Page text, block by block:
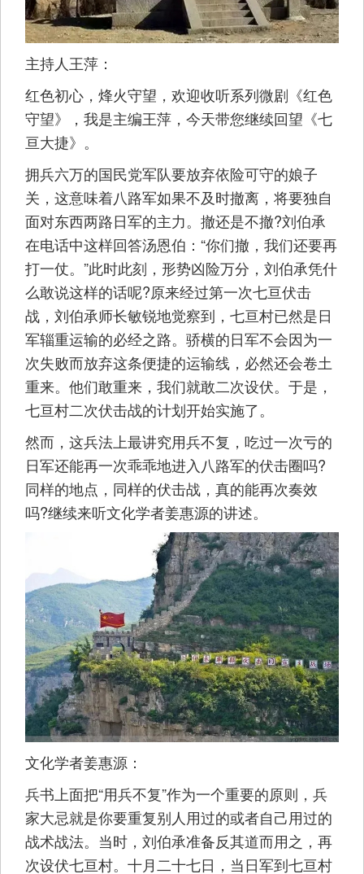
主持人王萍：
红色初心，烽火守望，欢迎收听系列微剧《红色
守望》，我是主编王萍，今天带您继续回望《七
亘大捷》。
拥兵六万的国民党军队要放弃依险可守的娘子
关，这意味着八路军如果不及时撤离，将要独自
面对东西两路日军的主力。撤还是不撤?刘伯承
在电话中这样回答汤恩伯：“你们撤，我们还要再
打一仗。”此时此刻，形势凶险万分，刘伯承凭什
么敢说这样的话呢?原来经过第一次七亘伏击
战，刘伯承师长敏锐地觉察到，七亘村已然是日
军辎重运输的必经之路。骄横的日军不会因为一
次失败而放弃这条便捷的运输线，必然还会卷土
重来。他们敢重来，我们就敢二次设伏。于是，
七亘村二次伏击战的计划开始实施了。
然而，这兵法上最讲究用兵不复，吃过一次亏的
日军还能再一次乖乖地进入八路军的伏击圈吗?
同样的地点，同样的伏击战，真的能再次奏效
吗?继续来听文化学者姜惠源的讲述。
文化学者姜惠源：
兵书上面把“用兵不复”作为一个重要的原则，兵
家大忌就是你要重复别人用过的或者自己用过的
战术战法。当时，刘伯承准备反其道而用之，再
次设伏七亘村。十月二十七日，当日军到七亘村